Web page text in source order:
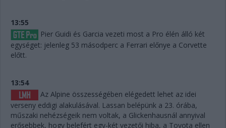
13:55
Pier Guidi és Garcia vezeti most a Pro élén álló két
egységet: jelenleg 53 másodperc a Ferrari előnye a Corvette
előtt.
13:54
Az Alpine összességében elégedett lehet az idei
verseny eddigi alakulásával. Lassan belépünk a 23. órába,
műszaki nehézségeik nem voltak, a Glickenhausnál annyival
erősebbek, hogy belefért egy-két vezetői hiba, a Toyota ellen